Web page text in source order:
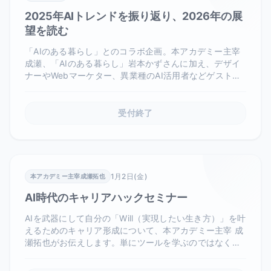
2025年AIトレンドを振り返り、2026年の展
望を読む
「AIのある暮らし」とのコラボ企画。本アカデミー主宰
成瀬、「AIのある暮らし」岩本かずさんに加え、デザイ
ナーやWebマーケター、異業種のAI活用者などゲストを
や2025年の振り返りを語ります。
受付終了
本アカデミー主宰成瀬拓也 1月2日(金)
AI時代のキャリアハックセミナー
AIを武器にして自分の「Will（実現したい生き方）」を叶
えるためのキャリア形成について、本アカデミー主宰 成
瀬拓也がお伝えします。単にツールを学ぶのではなく、